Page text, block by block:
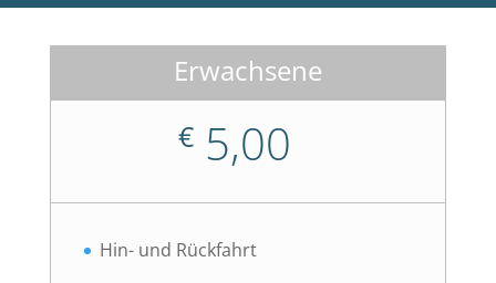
Erwachsene
€ 5,00
Hin- und Rückfahrt